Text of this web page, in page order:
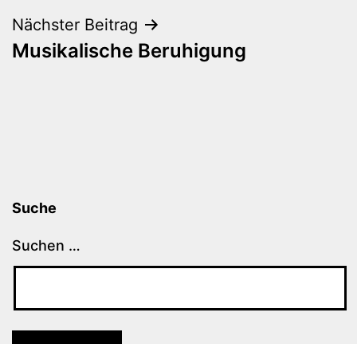
Nächster Beitrag
Musikalische Beruhigung
Suche
Suchen …